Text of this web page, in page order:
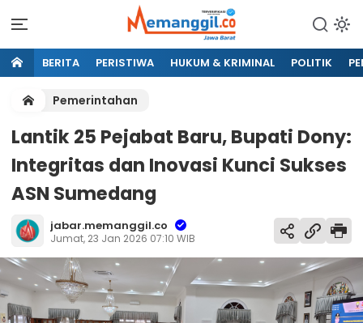
BERITA PERISTIWA HUKUM & KRIMINAL POLITIK
Pemerintahan
Lantik 25 Pejabat Baru, Bupati Dony:
Integritas dan Inovasi Kunci Sukses
ASN Sumedang
jabar.memanggil.co
Jumat, 23 Jan 2026 07:10 WIB